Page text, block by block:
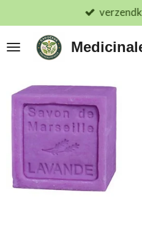
direct
naar